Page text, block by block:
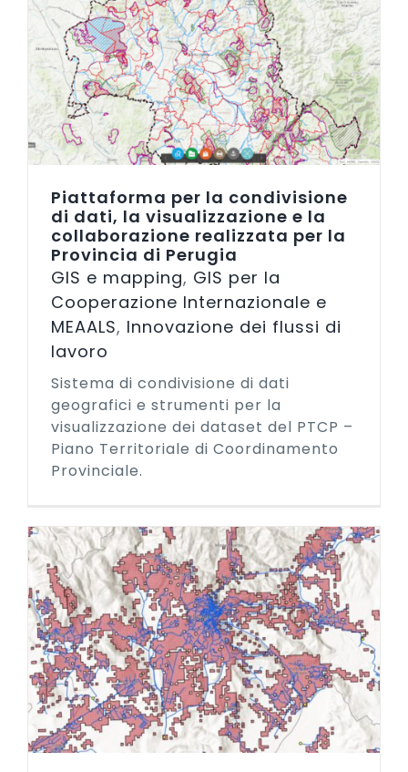
Piattaforma per la condivisione
di dati, la visualizzazione e la
collaborazione realizzata per la
Provincia di Perugia
GIS e mapping, GIS per la
Cooperazione Internazionale e
MEAALS, Innovazione dei flussi di
lavoro
Sistema di condivisione di dati
geografici e strumenti per la
visualizzazione dei dataset del PTCP –
Piano Territoriale di Coordinamento
Provinciale.